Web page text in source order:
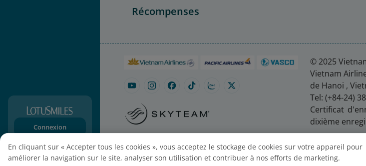
Connexion
S’abonner
Récompenses
© 2025
Vietnam
de Hanoi ,
Tel: (+84-24)
Certificat
dixième
En cliquant sur « Accepter tous les cookies », vous acceptez le stockage de cookies sur votre appareil pour
améliorer la navigation sur le site, analyser son utilisation et contribuer à nos efforts de marketing.